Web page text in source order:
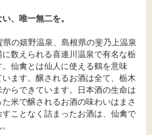
、唯一無二を。
の嬉野温泉、島根県の斐乃上温泉
数えられる喜連川温泉で有名な栃
仙禽とは仙人に使える鶴を意味
ます。醸されるお酒は全て、栃木
らできています。日本酒の生命は
米で醸されるお酒の味わいはまさ
ことなく詰まったお酒は、仙禽で